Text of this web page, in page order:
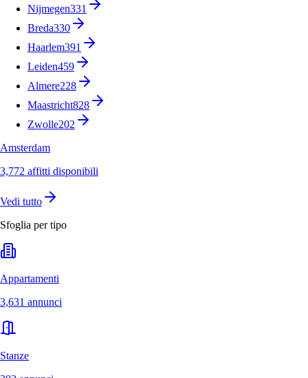
Nijmegen331
Breda330
Haarlem391
Leiden459
Almere228
Maastricht828
Zwolle202
Amsterdam
3,772 affitti disponibili
Vedi tutto
Sfoglia per tipo
Appartamenti
3,631 annunci
Stanze